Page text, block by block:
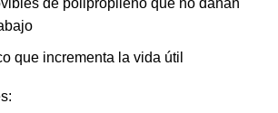
que incrementa la vida útil